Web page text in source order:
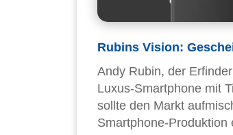
Rubins Vision:
Andy Rubin, der
Luxus-Smartphone mit
sollte den Markt
Smartphone-